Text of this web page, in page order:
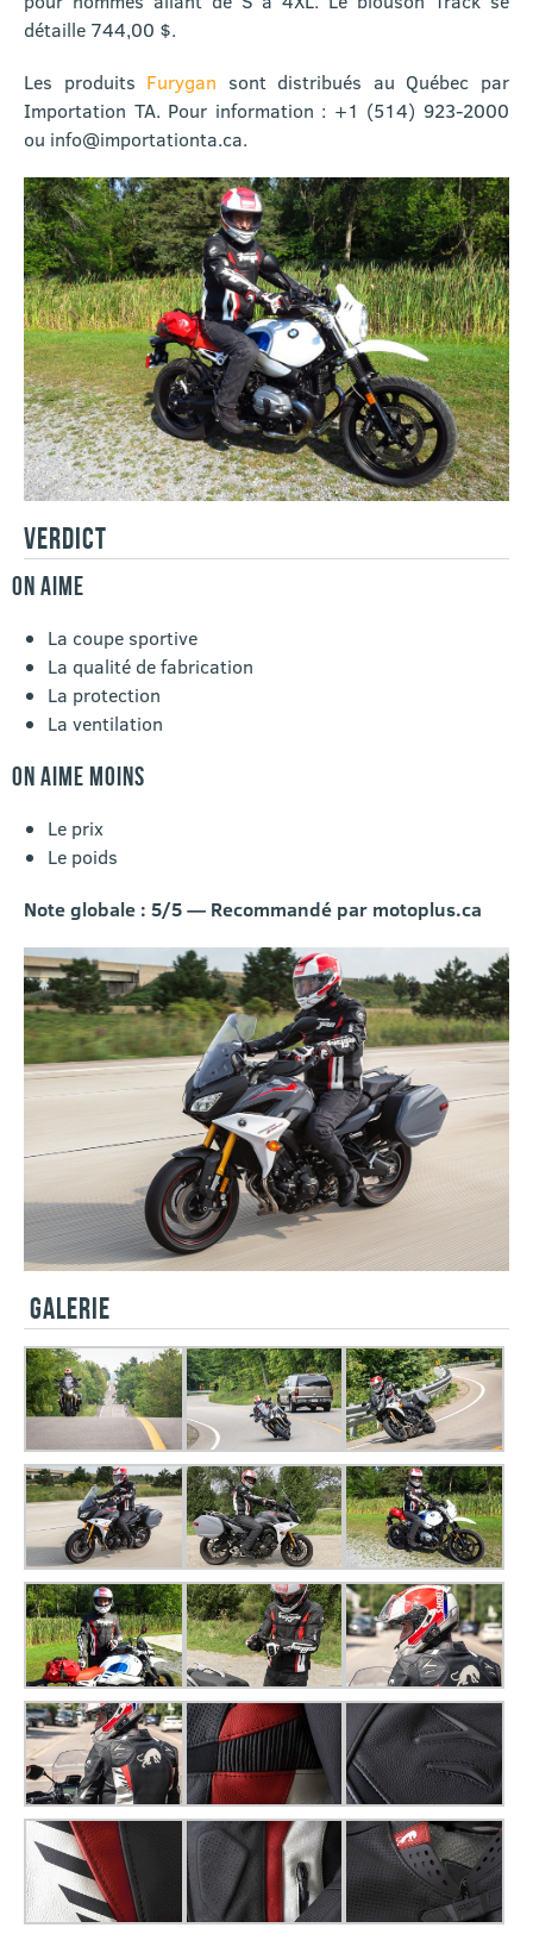
détaille 744,00 $.
Les produits Furygan sont distribués au Québec par
Importation TA. Pour information : +1 (514) 923-2000
ou info@importationta.ca.
VERDICT
ON AIME
La coupe sportive
La qualité de fabrication
La protection
La ventilation
ON AIME MOINS
Le prix
Le poids
Note globale : 5/5 — Recommandé par motoplus.ca
GALERIE